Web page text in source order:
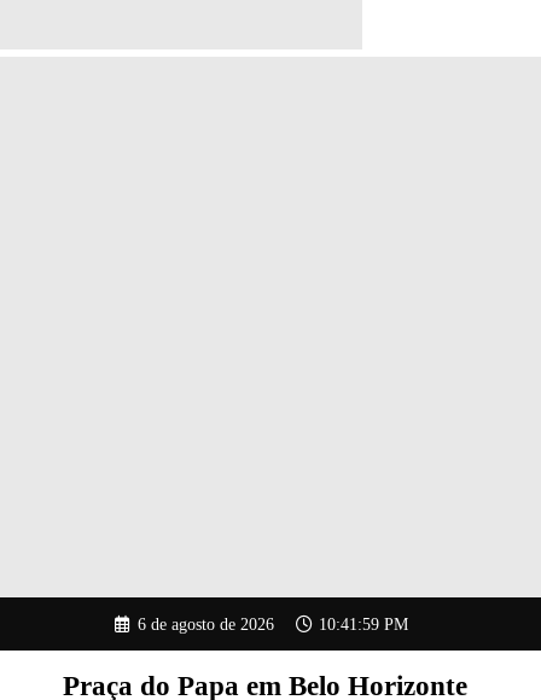
o
6 de agosto de 2026 10:42:00 PM
Praça do Papa em Belo Horizonte